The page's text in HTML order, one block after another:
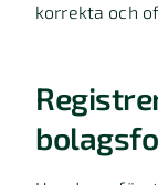
korrekta och